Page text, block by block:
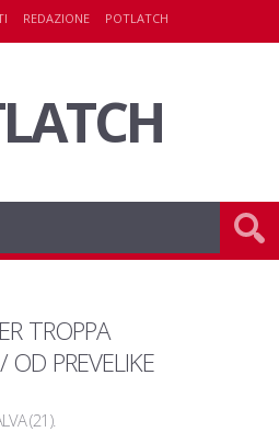
REDAZIONE POTLATCH
TROPPA
PREVELIKE
(21).